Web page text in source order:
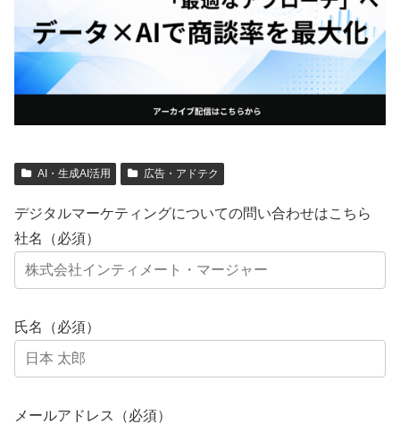
AI・生成AI活用 広告・アドテク
デジタルマーケティングについての問い合わせはこちら
社名（必須）
氏名（必須）
メールアドレス（必須）